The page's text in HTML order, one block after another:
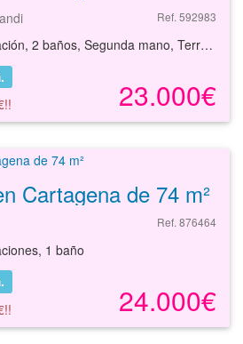
Ref. 592983
superficie 50 m², 1 habitación, 2 baños, Segunda mano, Terraza
23.000€
Cartagena de 74 m²
Ref. 876464
1 baño
24.000€